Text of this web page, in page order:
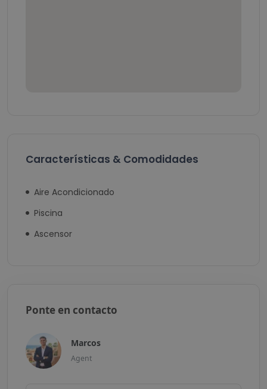
Características & Comodidades
Aire Acondicionado
Piscina
Ascensor
Ponte en contacto
Marcos
Agent